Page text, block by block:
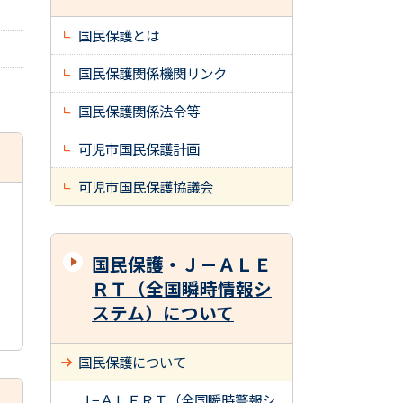
国民保護とは
国民保護関係機関リンク
国民保護関係法令等
可児市国民保護計画
可児市国民保護協議会
国民保護・Ｊ－ＡＬＥ
ＲＴ（全国瞬時情報シ
ステム）について
国民保護について